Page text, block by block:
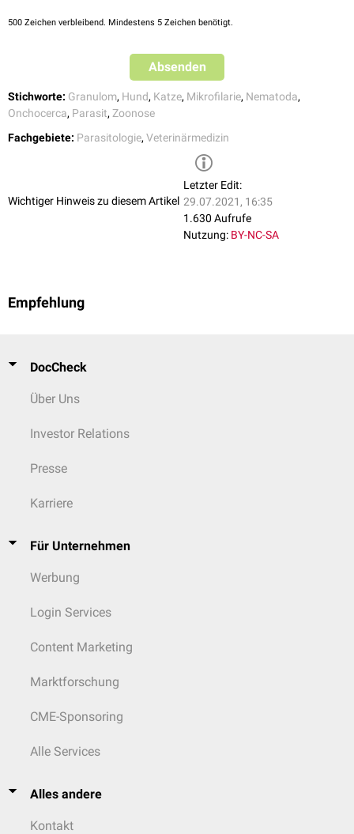
500 Zeichen verbleibend. Mindestens 5 Zeichen benötigt.
Absenden
Stichworte: Granulom, Hund, Katze, Mikrofilarie, Nematoda,
Onchocerca, Parasit, Zoonose
Fachgebiete: Parasitologie, Veterinärmedizin
Wichtiger Hinweis zu diesem Artikel
Letzter Edit:
29.07.2021, 16:35
1.630 Aufrufe
Nutzung: BY-NC-SA
Empfehlung
DocCheck
Über Uns
Investor Relations
Presse
Karriere
Für Unternehmen
Werbung
Login Services
Content Marketing
Marktforschung
CME-Sponsoring
Alle Services
Alles andere
Kontakt